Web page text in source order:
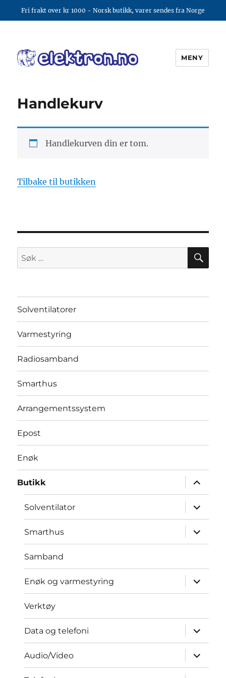
Fri frakt over kr 1000 - Norsk butikk, varer sendes fra Norge
MENY
Handlekurv
Handlekurven din er tom.
Tilbake til butikken
Søk
etter:
Solventilatorer
Varmestyring
Radiosamband
Smarthus
Arrangementssystem
Epost
Enøk
Butikk
Utvid
Solventilator
Utvid
Smarthus
Utvid
Samband
Enøk og varmestyring
Utvid
Verktøy
Data og telefoni
Utvid
Audio/Video
Utvid